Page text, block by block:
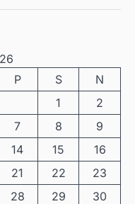
P S
N
1
2
7 8
9
14 15
16
21 22
23
28 29
30